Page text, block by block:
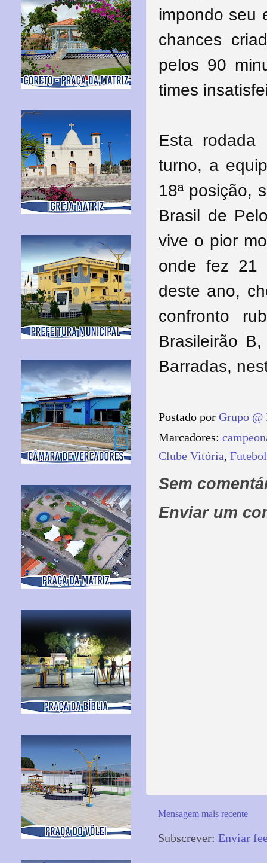
impondo seu
chances
pelos 90
times
Esta rodada
turno, a
18ª posição,
Brasil de
vive o pior
onde fez 21
deste ano,
confronto
Brasileirão
Barradas,
Postado por Grupo @
Marcadores:
Clube Vitória, Futebol
Sem
Enviar um
Mensagem mais recente
Subscrever: Enviar